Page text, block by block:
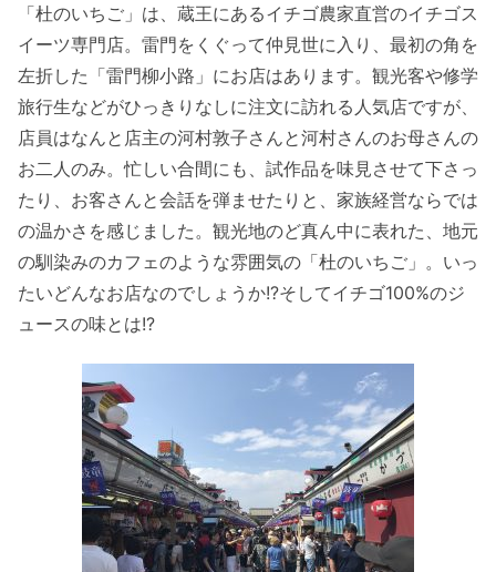
「杜のいちご」は、蔵王にあるイチゴ農家直営のイチゴス
イーツ専門店。雷門をくぐって仲見世に入り、最初の角を
左折した「雷門柳小路」にお店はあります。観光客や修学
旅行生などがひっきりなしに注文に訪れる人気店ですが、
店員はなんと店主の河村敦子さんと河村さんのお母さんの
お二人のみ。忙しい合間にも、試作品を味見させて下さっ
たり、お客さんと会話を弾ませたりと、家族経営ならでは
の温かさを感じました。観光地のど真ん中に表れた、地元
の馴染みのカフェのような雰囲気の「杜のいちご」。いっ
たいどんなお店なのでしょうか!?そしてイチゴ100%のジ
ュースの味とは!?